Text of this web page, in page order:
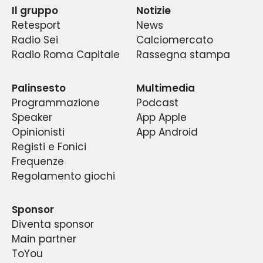
eclatante.
dibattito sui principali temi ed avvenimenti che
lo riguardano.
degli appassionati con quelle delle migliori firme
del giornalismo locale e nazionale, in un
continuo dibattito fra pubblico e addetti ai
lavori, fra esperti e tifosi di tutte le età ed
occhi di tutti. Un’ascesa sorprendente, graduale
e costante dei dati di ascolto e degli indici di
gradimento di quello che è diventato un
fenomeno di costume nella capitale e la prima
Il gruppo
Retesport
Radio Sei
Radio Roma Capitale
Notizie
News
Calciomercato
Rassegna stampa
Palinsesto
Programmazione
Speaker
Opinionisti
Registi e Fonici
Frequenze
Regolamento giochi
Multimedia
Podcast
App Apple
App Android
Sponsor
Diventa sponsor
Main partner
ToYou